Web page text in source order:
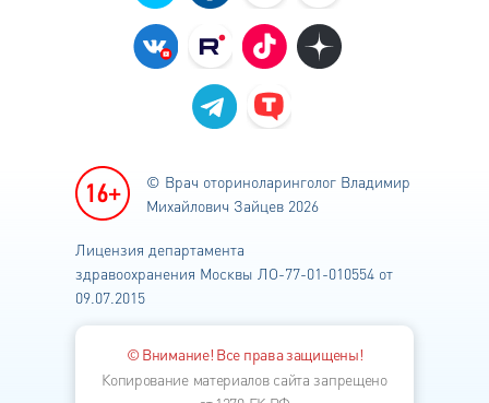
© Врач оториноларинголог Владимир
Михайлович Зайцев 2026
Лицензия департамента
здравоохранения Москвы ЛО-77-01-010554 от
09.07.2015
© Внимание! Все права защищены!
Копирование материалов сайта запрещено